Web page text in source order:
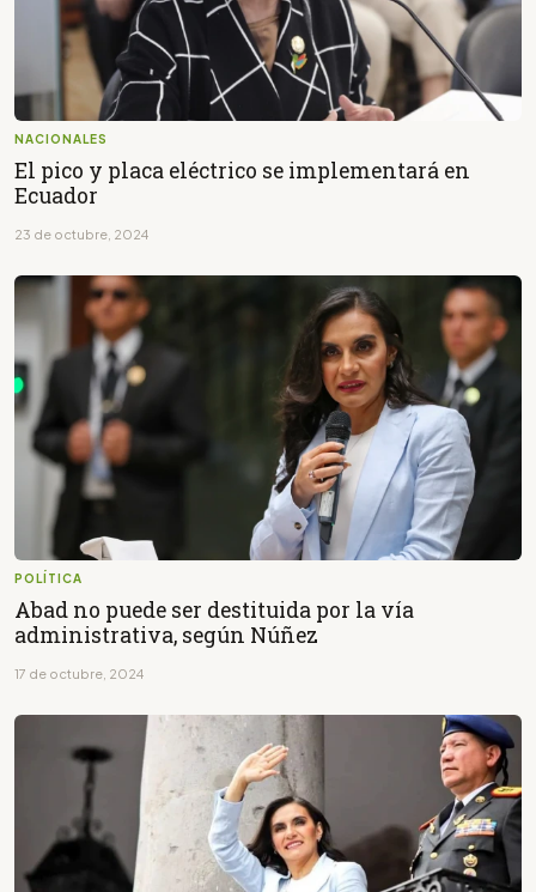
NACIONALES
El pico y placa eléctrico se implementará en
Ecuador
23 de octubre, 2024
POLÍTICA
Abad no puede ser destituida por la vía
administrativa, según Núñez
17 de octubre, 2024